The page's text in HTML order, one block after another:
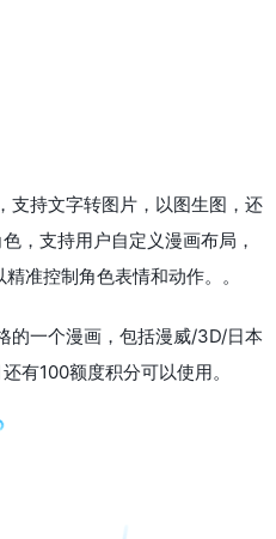
支持文字转图片，以图生图，还
，支持用户自定义漫画布局，
准控制角色表情和动作。。
的一个漫画，包括漫威/3D/日本
有100额度积分可以使用。